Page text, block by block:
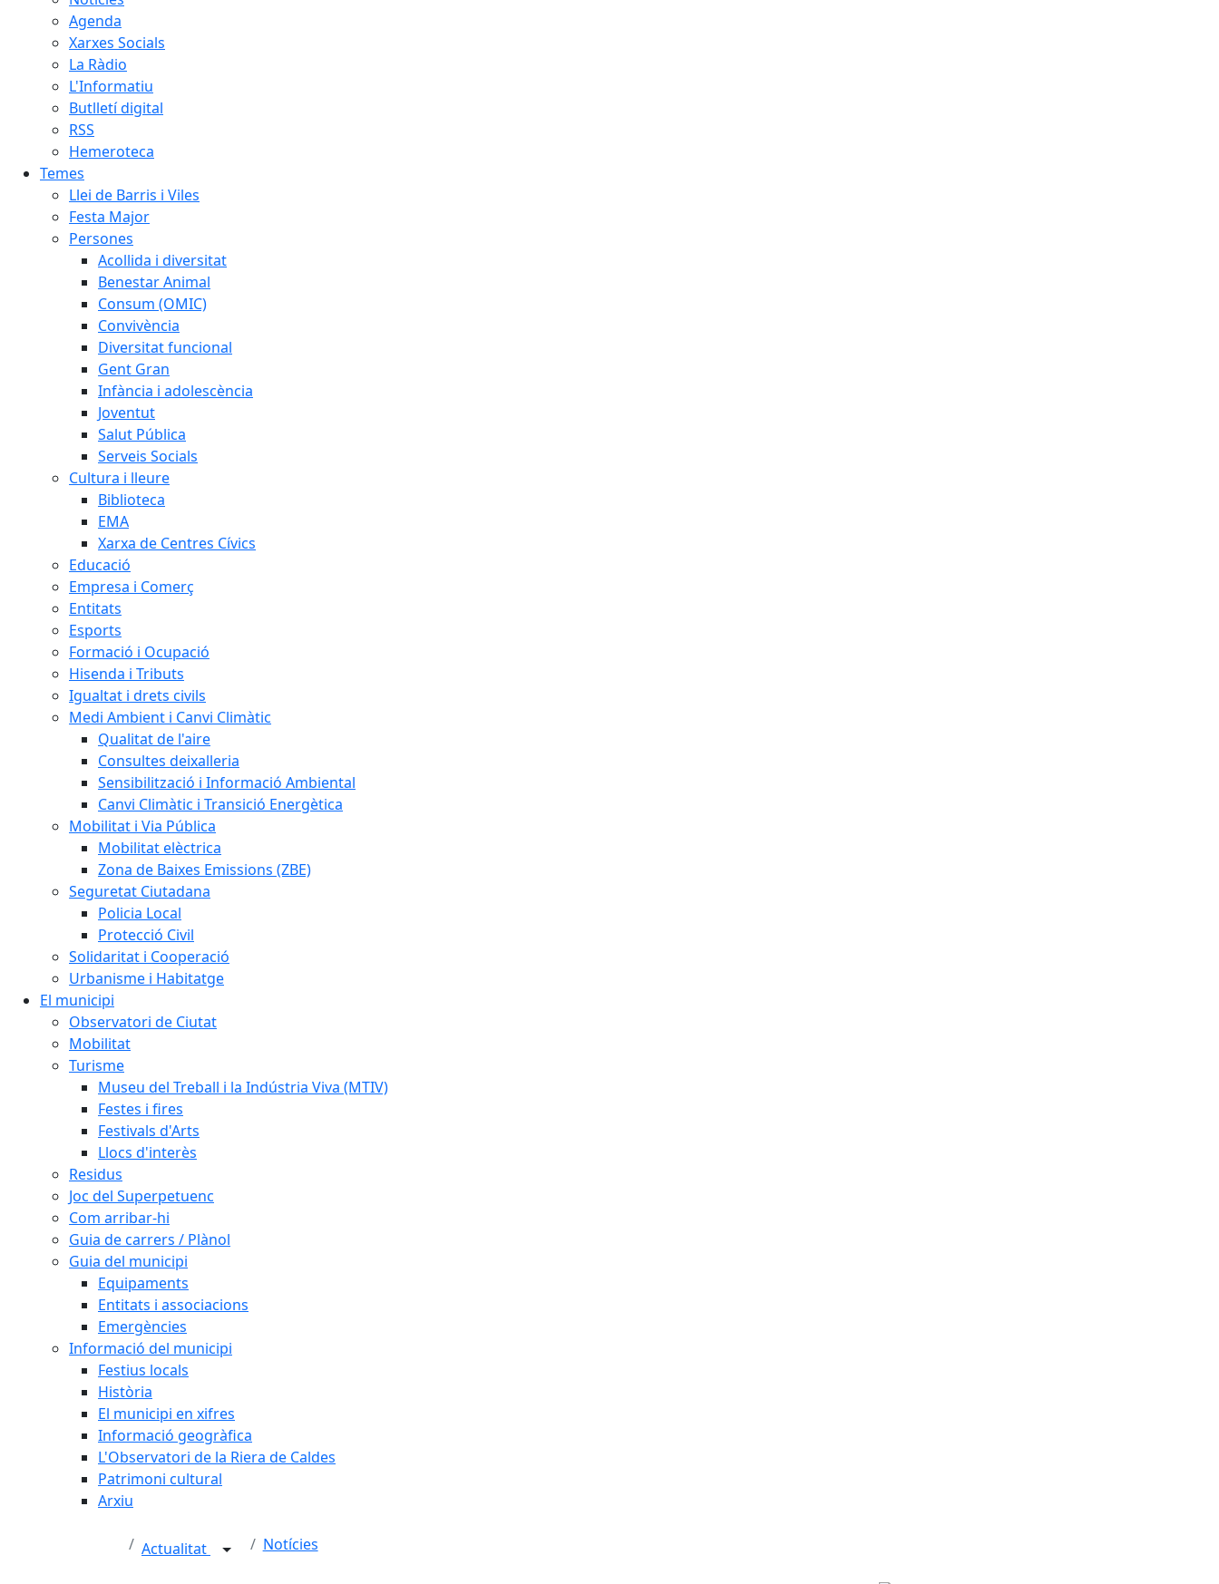
Agenda
Xarxes Socials
La Ràdio
L'Informatiu
Butlletí digital
RSS
Hemeroteca
Temes
Llei de Barris i Viles
Festa Major
Persones
Acollida i diversitat
Benestar Animal
Consum (OMIC)
Convivència
Diversitat funcional
Gent Gran
Infància i adolescència
Joventut
Salut Pública
Serveis Socials
Cultura i lleure
Biblioteca
EMA
Xarxa de Centres Cívics
Educació
Empresa i Comerç
Entitats
Esports
Formació i Ocupació
Hisenda i Tributs
Igualtat i drets civils
Medi Ambient i Canvi Climàtic
Qualitat de l'aire
Consultes deixalleria
Sensibilització i Informació Ambiental
Canvi Climàtic i Transició Energètica
Mobilitat i Via Pública
Mobilitat elèctrica
Zona de Baixes Emissions (ZBE)
Seguretat Ciutadana
Policia Local
Protecció Civil
Solidaritat i Cooperació
Urbanisme i Habitatge
El municipi
Observatori de Ciutat
Mobilitat
Turisme
Museu del Treball i la Indústria Viva (MTIV)
Festes i fires
Festivals d'Arts
Llocs d'interès
Residus
Joc del Superpetuenc
Com arribar-hi
Guia de carrers / Plànol
Guia del municipi
Equipaments
Entitats i associacions
Emergències
Informació del municipi
Festius locals
Història
El municipi en xifres
Informació geogràfica
L'Observatori de la Riera de Caldes
Patrimoni cultural
Arxiu
Actualitat Notícies